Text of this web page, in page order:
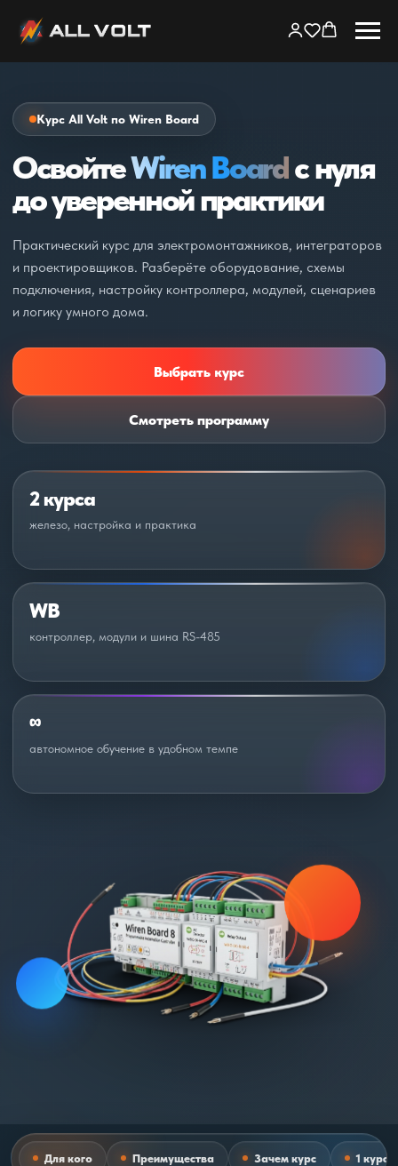
Курс All Volt по Wiren Board
ОсвойтеWiren Boardс нуля
до уверенной практики
Практический курс для электромонтажников, интеграторов
и проектировщиков. Разберёте оборудование, схемы
подключения, настройку контроллера, модулей, сценариев
и логику умного дома.
Выбрать курс
Смотреть программу
2 курса
железо, настройка и практика
WB
контроллер, модули и шина RS-485
∞
автономное обучение в удобном темпе
Для кого Преимущества Зачем курс 1 курс